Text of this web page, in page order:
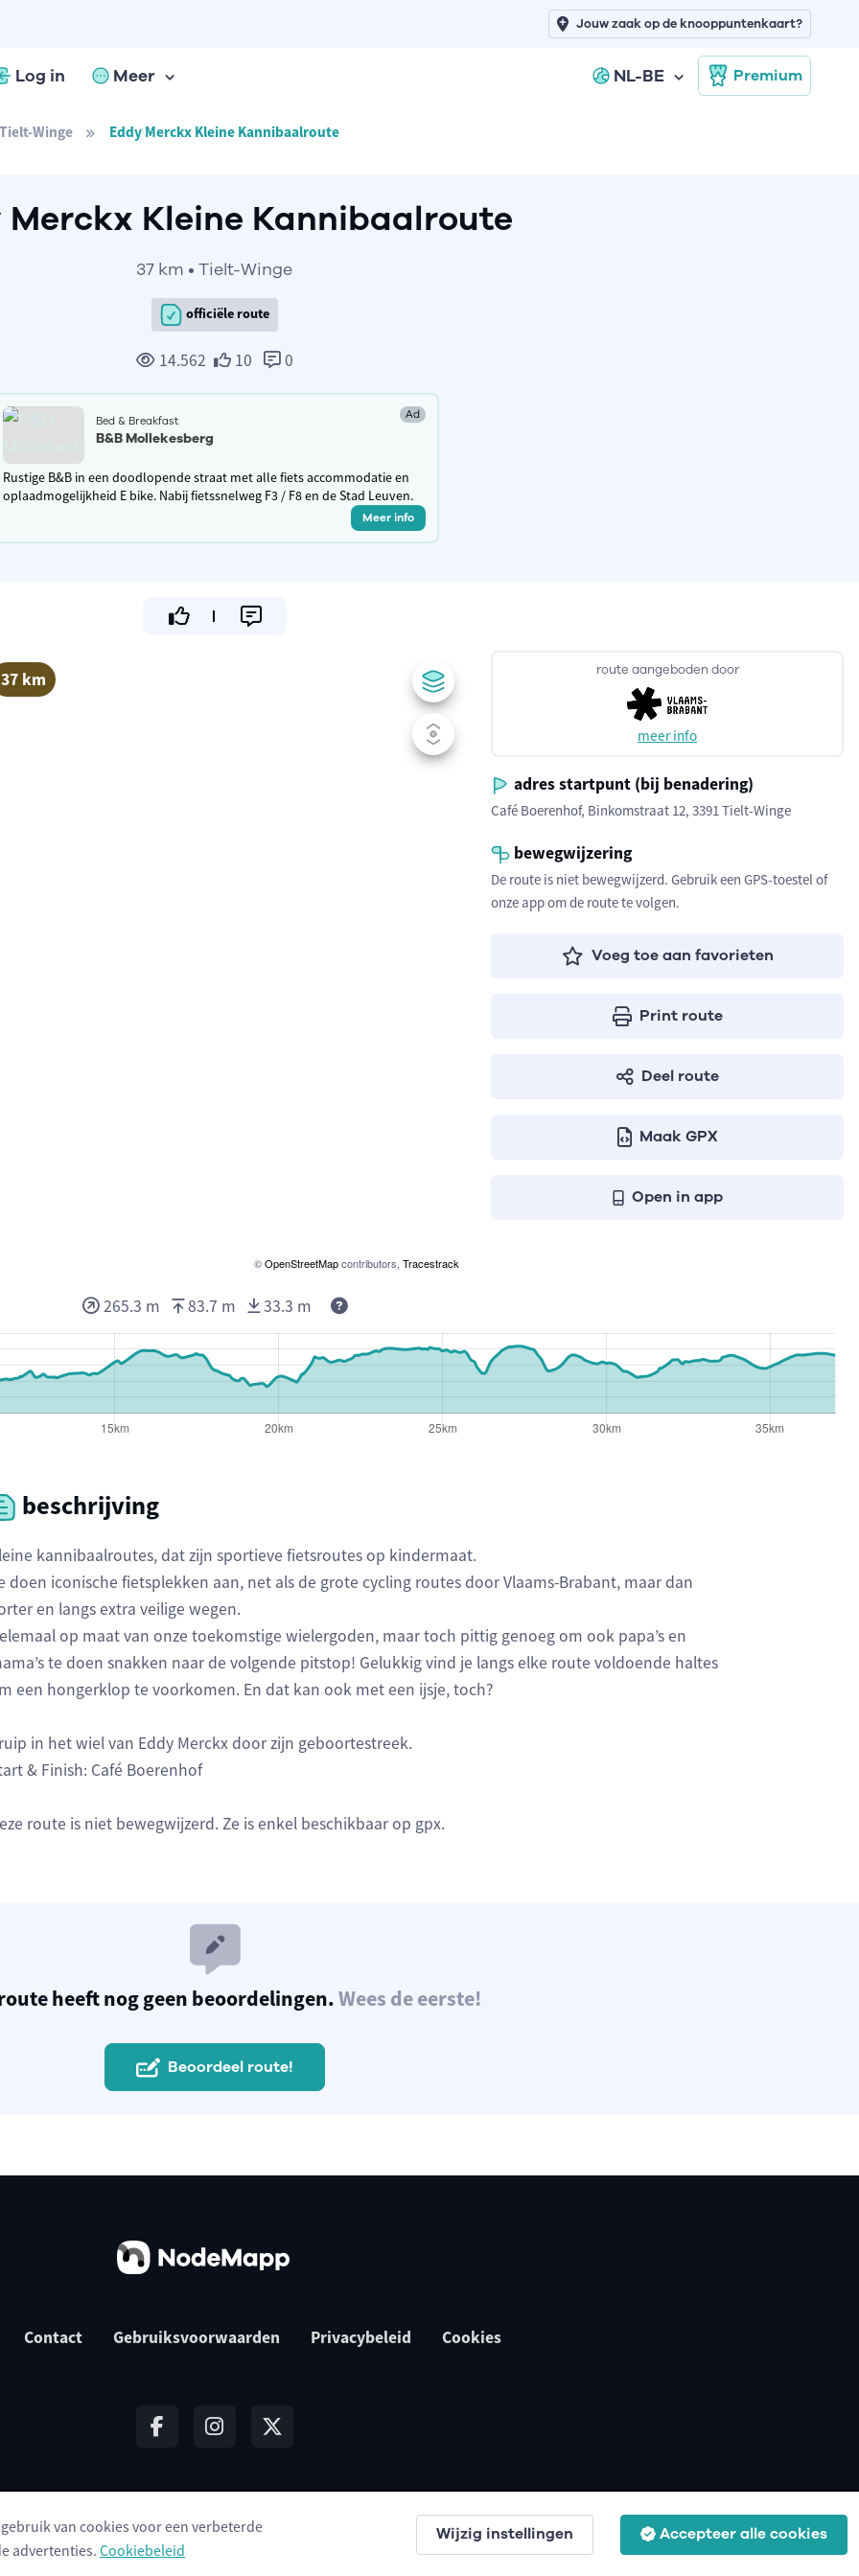
Log in Meer NL-BE Premium
Jouw zaak op de knooppuntenkaart?
Tielt-Winge Eddy Merckx Kleine Kannibaalroute
Merckx Kleine Kannibaalroute
37 km • Tielt-Winge
officiële route
14.562 10 0
Bed & Breakfast Ad
B&B Mollekesberg
Rustige B&B in een doodlopende straat met alle fiets accommodatie en
oplaadmogelijkheid E bike. Nabij fietssnelweg F3 / F8 en de Stad Leuven.
Meer info
37 km
©OpenStreetMapcontributors, Tracestrack
route aangeboden door
meer info
adres startpunt (bij benadering)
Café Boerenhof, Binkomstraat 12, 3391 Tielt-Winge
bewegwijzering
De route is niet bewegwijzerd. Gebruik een GPS-toestel of
onze app om de route te volgen.
Voeg toe aan favorieten
Print route
Deel route
Maak GPX
Open in app
265.3 m 83.7 m 33.3 m
beschrijving
kannibaalroutes, dat zijn sportieve fietsroutes op kindermaat.
doen iconische fietsplekken aan, net als de grote cycling routes door Vlaams-Brabant, maar dan
en langs extra veilige wegen.
op maat van onze toekomstige wielergoden, maar toch pittig genoeg om ook papa’s en
te doen snakken naar de volgende pitstop! Gelukkig vind je langs elke route voldoende haltes
een hongerklop te voorkomen. En dat kan ook met een ijsje, toch?
in het wiel van Eddy Merckx door zijn geboortestreek.
& Finish: Café Boerenhof
route is niet bewegwijzerd. Ze is enkel beschikbaar op gpx.
heeft nog geen beoordelingen.Wees de eerste!
Beoordeel route!
Contact Gebruiksvoorwaarden Privacybeleid Cookies
© 2026 NodeMapp BV
van cookies voor een verbeterde
advertenties. Cookiebeleid
Wijzig instellingen Accepteer alle cookies